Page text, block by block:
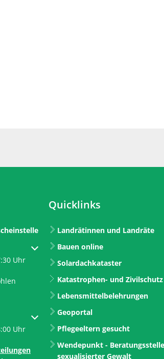
Schließzeiten auszublenden
Uhr
Schließzeiten auszublenden
Uhr
Quicklinks
Landrätinnen und Landräte
Bauen online
Solardachkataster
Katastrophen- und Zivilschutz
Lebensmittelbelehrungen
Geoportal
Pflegeeltern gesucht
Wendepunkt -
sexualisierter Gewalt